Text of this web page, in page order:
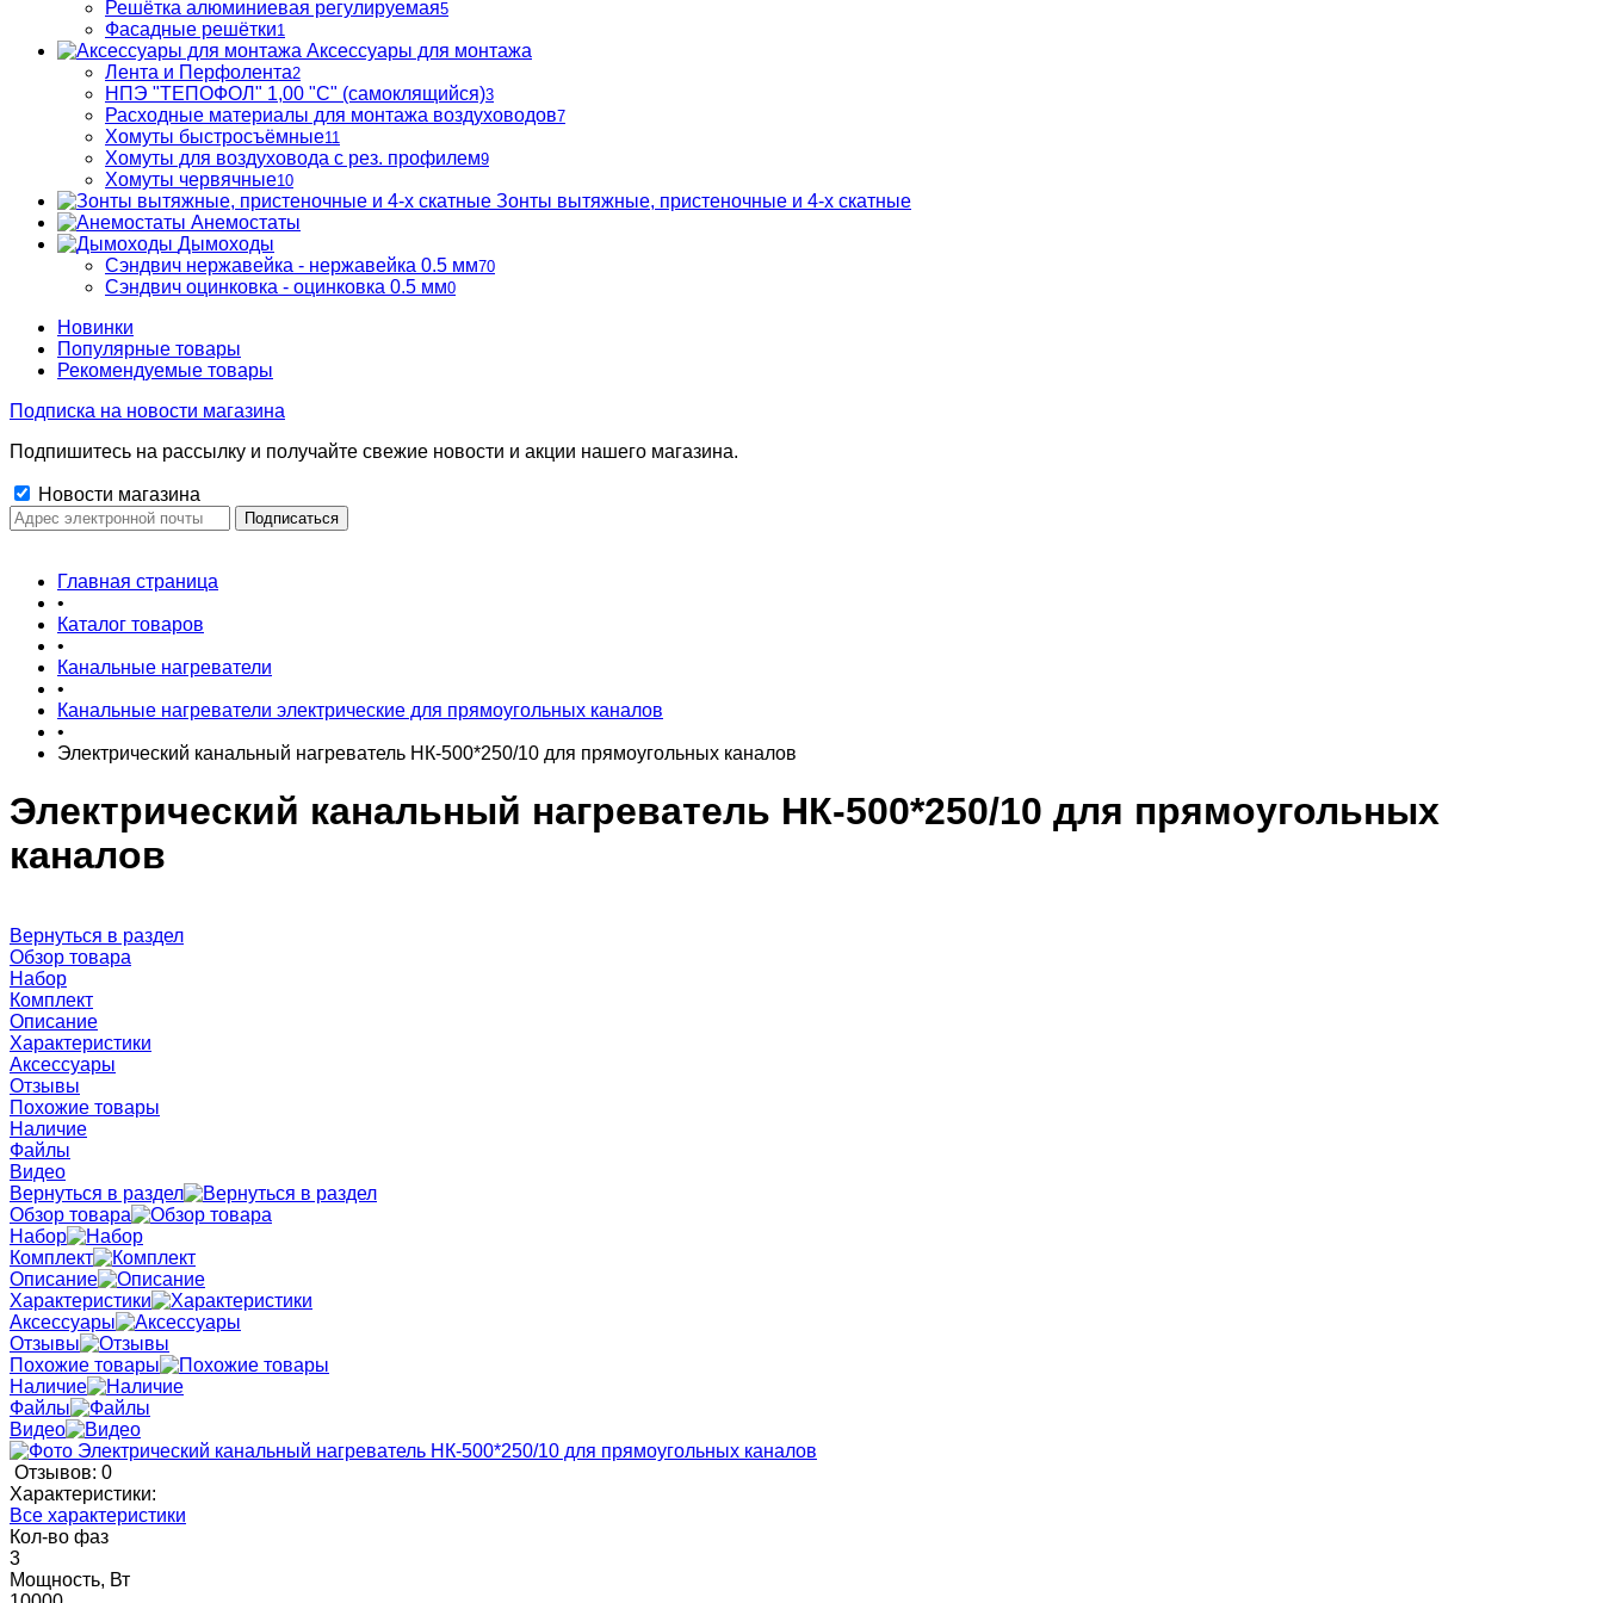
Решётка алюминиевая регулируемая5
Фасадные решётки1
Аксессуары для монтажа
Лента и Перфолента2
НПЭ "ТЕПОФОЛ" 1,00 "С" (самоклящийся)3
Расходные материалы для монтажа воздуховодов7
Хомуты быстросъёмные11
Хомуты для воздуховода с рез. профилем9
Хомуты червячные10
Зонты вытяжные, пристеночные и 4-х скатные
Анемостаты
Дымоходы
Сэндвич нержавейка - нержавейка 0.5 мм70
Сэндвич оцинковка - оцинковка 0.5 мм0
Новинки
Популярные товары
Рекомендуемые товары
Подписка на новости магазина
Подпишитесь на рассылку и получайте свежие новости и акции нашего магазина.
Новости магазина
Главная страница
•
Каталог товаров
•
Канальные нагреватели
•
Канальные нагреватели электрические для прямоугольных каналов
•
Электрический канальный нагреватель НК-500*250/10 для прямоугольных каналов
Электрический канальный нагреватель НК-500*250/10 для прямоугольных
каналов
Вернуться в раздел
Обзор товара
Набор
Комплект
Описание
Характеристики
Аксессуары
Отзывы
Похожие товары
Наличие
Файлы
Видео
Вернуться в раздел
Обзор товара
Набор
Комплект
Описание
Характеристики
Аксессуары
Отзывы
Похожие товары
Наличие
Файлы
Видео
Отзывов: 0
Характеристики:
Все характеристики
Кол-во фаз
3
Мощность, Вт